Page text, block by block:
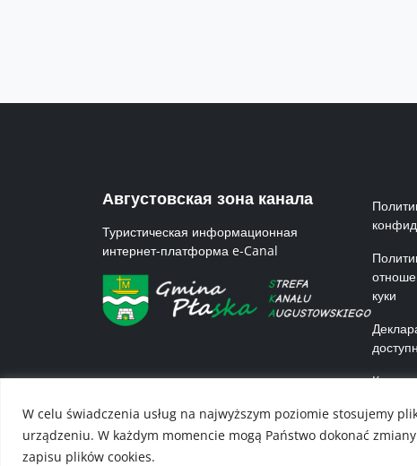
W celu świadczenia usług na najwyższym poziomie stosujemy
urządzeniu. W każdym momencie mogą Państwo dokonać
zapisu plików cookies.
Августовская зона канала
Туристическая информационная
интернет-платформа e-Canal
куки
Карта